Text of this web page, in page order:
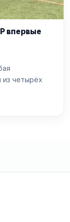
впервые
из четырёх